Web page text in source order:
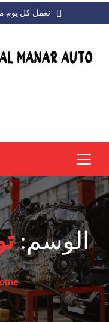
نعمل كل يوم من 7:00 ص حتى 9:00 م عدا
الوسم: